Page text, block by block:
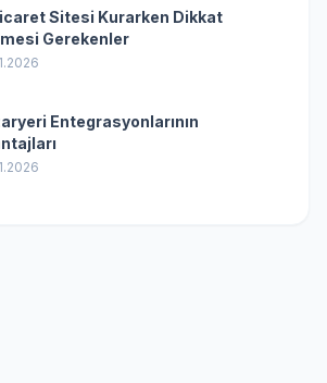
Sitesi Kurarken Dikkat
Gerekenler
Entegrasyonlarının